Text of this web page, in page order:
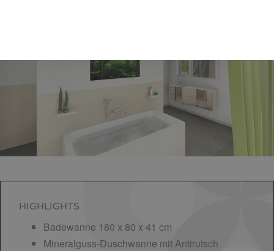
HIGHLIGHTS
Badewanne 180 x 80 x 41 cm
Mineralguss-Duschwanne mit Antirutsch